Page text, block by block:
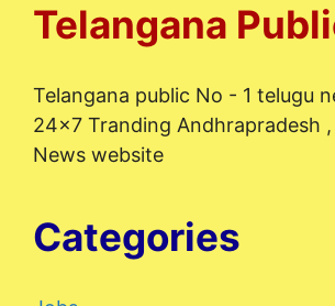
Telangana
Telangana public No - 1 telugu
24x7 Tranding Andhrapradesh ,
News website
Categories